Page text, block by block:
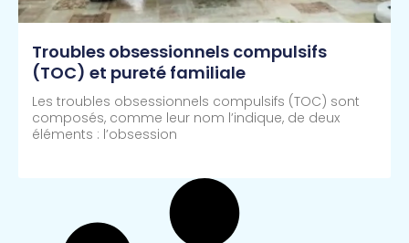
Troubles obsessionnels compulsifs
(TOC) et pureté familiale
Les troubles obsessionnels compulsifs (TOC) sont
composés, comme leur nom l’indique, de deux
éléments : l’obsession